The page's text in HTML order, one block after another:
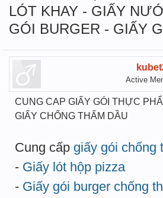
LÓT KHAY - GIẤY
GÓI BURGER - GIẤY
Active
CUNG CAP GIẤY GÓI THỰC
GIẤY CHỐNG THẤM DẦU
Cung cấp giấy gói chống
- Giấy lót hộp pizza
- Giấy gói burger chống